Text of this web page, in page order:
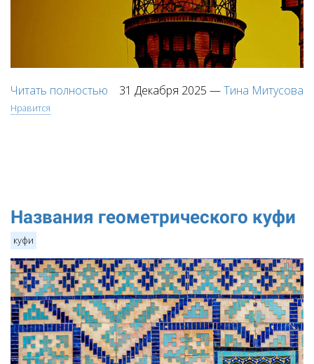
Читать полностью 31 Декабря 2025 —Тина Митусова
Нравится
Названия геометрического куфи
куфи